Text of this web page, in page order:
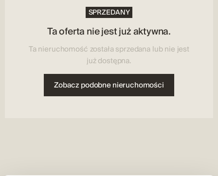
SPRZEDANY
Ta oferta nie jest już aktywna.
Ta nieruchomość została sprzedana lub nie jest
już dostępna.
Zobacz podobne nieruchomości